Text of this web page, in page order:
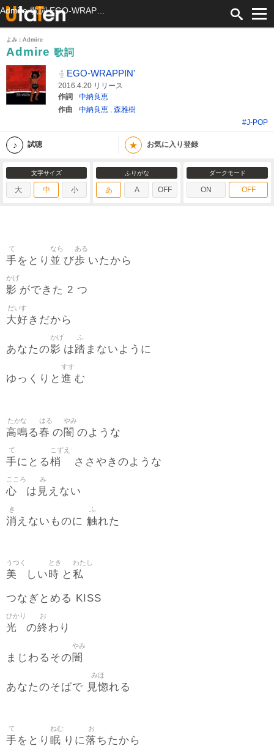
よみ：Admire
Admire 歌詞
EGO-WRAPPIN'
2016.4.20 リリース
作詞
中納良恵
作曲
中納良恵 , 森雅樹
#J-POP
試聴 ★ お気に入り登録
文字サイズ
大 中 小
ふりがな
あ A OFF
ダークモード
ON OFF
手
て
をとり 並
なら
び歩
ある
いたから
影
かげ
ができた 2 つ
大好
だいす
きだから
あなたの影
かげ
は踏
ふ
まないように
ゆっくりと 進
すす
む
高鳴
たかな
る春
はる
の闇
やみ
のような
手
て
にとる梢
こずえ
ささやきのような
心
こころ
は 見
み
えない
消
き
えないものに 触
ふ
れた
美
うつく
しい時
とき
と 私
わたし
つなぎとめる KISS
光
ひかり
の終
お
わり
まじわるその闇
やみ
あなたのそばで 見惚
みほ
れる
手
て
をとり 眠
ねむ
りに落
お
ちたから